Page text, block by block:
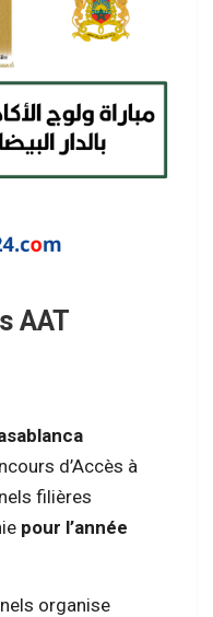
AAT
d’Accès à
filières
pour l’année
organise